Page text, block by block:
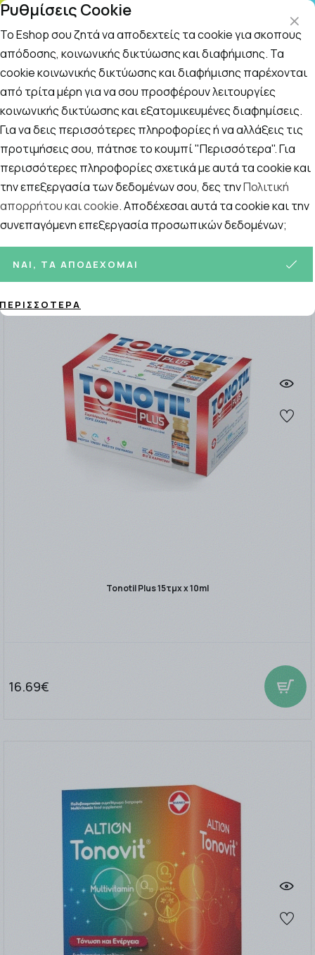
ΤΗΛΕΦΩΝΙΚΟ ΚΕΝΤΡΟ: Δευτ.-Παρασκευή 09:00-14:00 και Σάββατο
09:00-14:00
Αναζήτηση
Αρχική / ΑΘΛΗΤΕΣ / Συμπληρώματα / Ενέργεια και Τόνωση
Ενέργεια και Τόνωση
Ταξινόμηση Προβολή
35ΠΡΟΪΌΝΤΑ
Tonotil Plus 15τμχ x 10ml
16.69€
Ρυθμίσεις Cookie
Το Eshop σου ζητά να αποδεχτείς τα cookie για σκοπούς
απόδοσης, κοινωνικής δικτύωσης και διαφήμισης. Τα
cookie κοινωνικής δικτύωσης και διαφήμισης παρέχονται
από τρίτα μέρη για να σου προσφέρουν λειτουργίες
κοινωνικής δικτύωσης και εξατομικευμένες διαφημίσεις.
Για να δεις περισσότερες πληροφορίες ή να αλλάξεις τις
προτιμήσεις σου, πάτησε το κουμπί "Περισσότερα". Για
περισσότερες πληροφορίες σχετικά με αυτά τα cookie και
την επεξεργασία των δεδομένων σου, δες τηνΠολιτική
απορρήτου και cookie. Αποδέχεσαι αυτά τα cookie και την
συνεπαγόμενη επεξεργασία προσωπικών δεδομένων;
ΝΑΙ, ΤΑ ΑΠΟΔΈΧΟΜΑΙ
ΠΕΡΙΣΣΌΤΕΡΑ